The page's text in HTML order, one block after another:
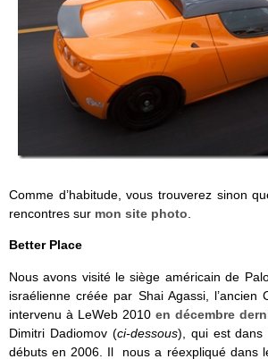
Comme d’habitude, vous trouverez sinon
rencontres sur mon site photo.
Better Place
Nous avons visité le siège américain de
israélienne créée par Shai Agassi, l’ancien
intervenu à LeWeb 2010 en décembre
Dimitri Dadiomov (ci-dessous), qui est dans
débuts en 2006. Il nous a réexpliqué dans